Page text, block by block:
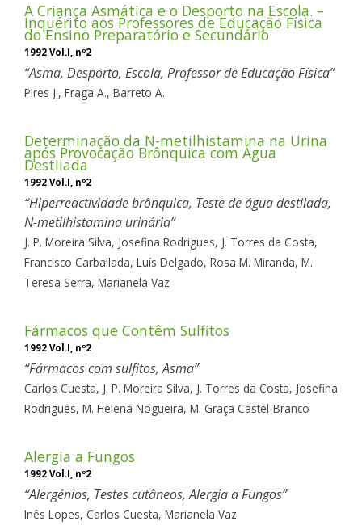
A Criança Asmática e o Desporto na Escola. –
Inquérito aos Professores de Educação Física
do Ensino Preparatório e Secundário
1992 Vol.I, nº2
Asma, Desporto, Escola, Professor de Educação Física
Pires J., Fraga A., Barreto A.
Determinação da N-metilhistamina na Urina
após Provocação Brônquica com Água
Destilada
1992 Vol.I, nº2
Hiperreactividade brônquica, Teste de água destilada,
N-metilhistamina urinária
J. P. Moreira Silva, Josefina Rodrigues, J. Torres da Costa,
Francisco Carballada, Luís Delgado, Rosa M. Miranda, M.
Teresa Serra, Marianela Vaz
Fármacos que Contêm Sulfitos
1992 Vol.I, nº2
Fármacos com sulfitos, Asma
Carlos Cuesta, J. P. Moreira Silva, J. Torres da Costa, Josefina
Rodrigues, M. Helena Nogueira, M. Graça Castel-Branco
Alergia a Fungos
1992 Vol.I, nº2
Alergénios, Testes cutâneos, Alergia a Fungos
Inês Lopes, Carlos Cuesta, Marianela Vaz